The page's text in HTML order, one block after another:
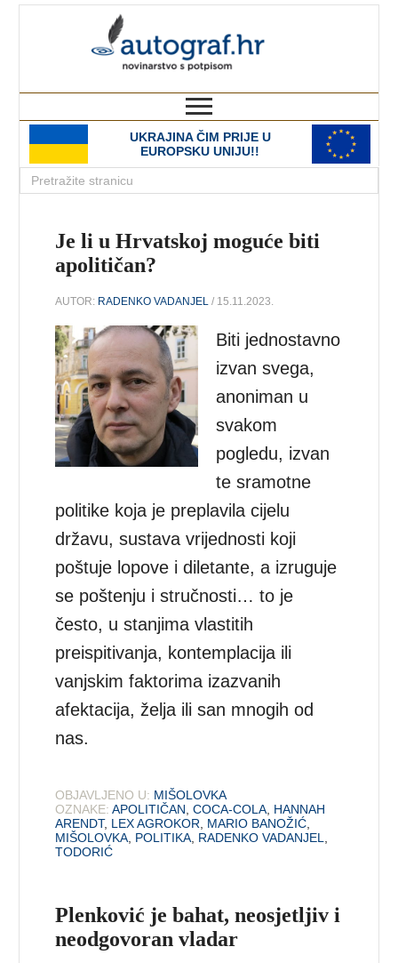
UKRAJINA ČIM PRIJE U
EUROPSKU UNIJU!!
Je li u Hrvatskoj moguće biti
apolitičan?
AUTOR: RADENKO VADANJEL / 15.11.2023.
Biti jednostavno
izvan svega,
anoniman u
svakom
pogledu, izvan
te sramotne
politike koja je preplavila cijelu
državu, sustava vrijednosti koji
poštuje lopove i diletante, a izruguje
se poštenju i stručnosti… to je
često, u stanjima vlastitih
preispitivanja, kontemplacija ili
vanjskim faktorima izazvanih
afektacija, želja ili san mnogih od
nas.
OBJAVLJENO U: MIŠOLOVKA
OZNAKE: APOLITIČAN ,COCA-COLA HANNAH
ARENDT, LEX AGROKOR MARIO BANOŽIĆ
MIŠOLOVKA POLITIKA RADENKO VADANJEL
TODORIĆ
Plenković je bahat, neosjetljiv i
neodgovoran vladar